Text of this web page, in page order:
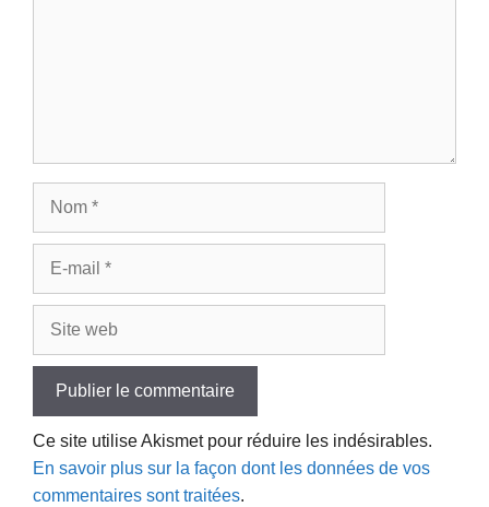
Ce site utilise Akismet pour réduire les indésirables.
En savoir plus sur la façon dont les données de vos
commentaires sont traitées.